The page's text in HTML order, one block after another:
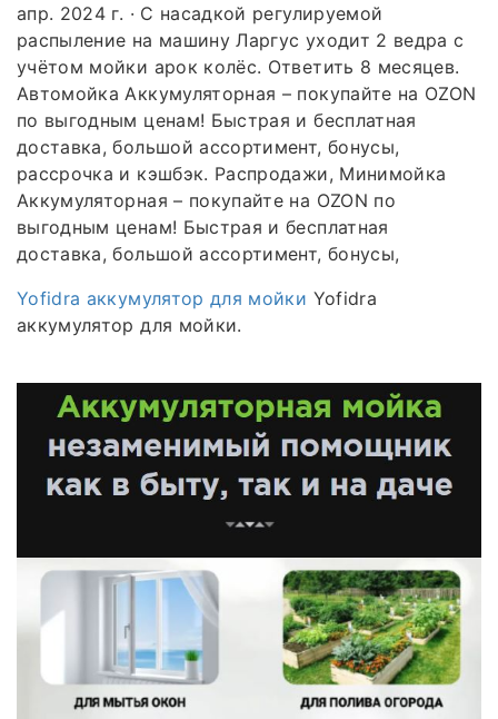
апр. 2024 г. · С насадкой регулируемой
распыление на машину Ларгус уходит 2 ведра с
учётом мойки арок колёс. Ответить 8 месяцев.
Автомойка Аккумуляторная – покупайте на OZON
по выгодным ценам! Быстрая и бесплатная
доставка, большой ассортимент, бонусы,
рассрочка и кэшбэк. Распродажи, Минимойка
Аккумуляторная – покупайте на OZON по
выгодным ценам! Быстрая и бесплатная
доставка, большой ассортимент, бонусы,
Yofidra аккумулятор для мойки Yofidra
аккумулятор для мойки.